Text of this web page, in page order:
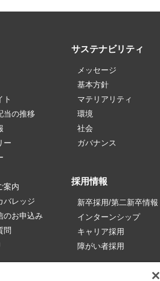
ト
当の推移
ー
案内
バレッジ
のお申込み
問
サステナビリティ
メッセージ
基本方針
マテリアリティ
環境
社会
ガバナンス
採用情報
新卒採用/第二新卒情報
インターンシップ
キャリア採用
障がい者採用